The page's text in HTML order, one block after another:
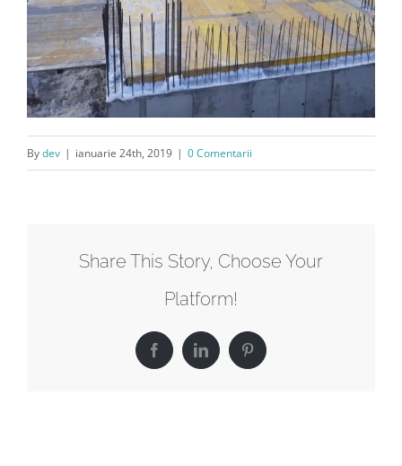
Bydev | ianuarie 24th, 2019 | 0 Comentarii
Share This Story, Choose Your
Platform!
FacebookLinkedInPinterest